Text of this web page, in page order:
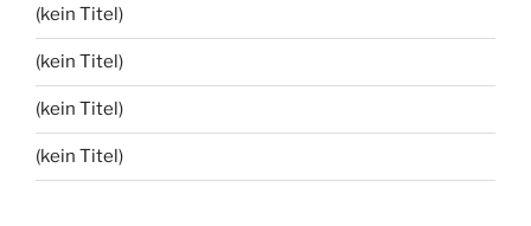
(kein Titel)
(kein Titel)
(kein Titel)
(kein Titel)